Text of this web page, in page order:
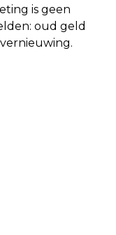
is geen
oud geld